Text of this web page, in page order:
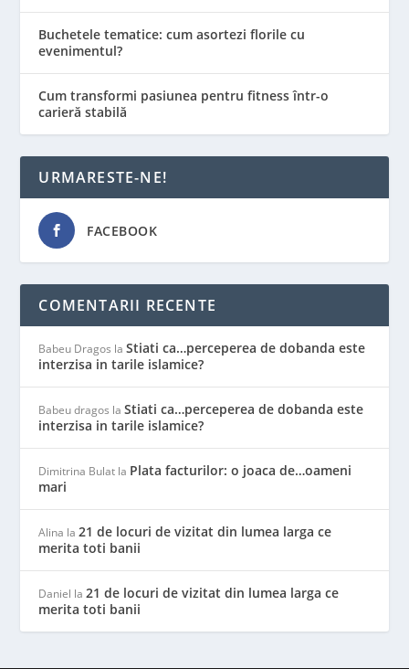
Buchetele tematice: cum asortezi florile cu
evenimentul?
Cum transformi pasiunea pentru fitness într-o
carieră stabilă
URMARESTE-NE!
FACEBOOK
COMENTARII RECENTE
Babeu Dragos laStiati ca…perceperea de dobanda este
interzisa in tarile islamice?
Babeu dragos laStiati ca…perceperea de dobanda este
interzisa in tarile islamice?
Dimitrina Bulat la Plata facturilor: o joaca de…oameni
mari
Alina la21 de locuri de vizitat din lumea larga ce
merita toti banii
Daniel la21 de locuri de vizitat din lumea larga ce
merita toti banii